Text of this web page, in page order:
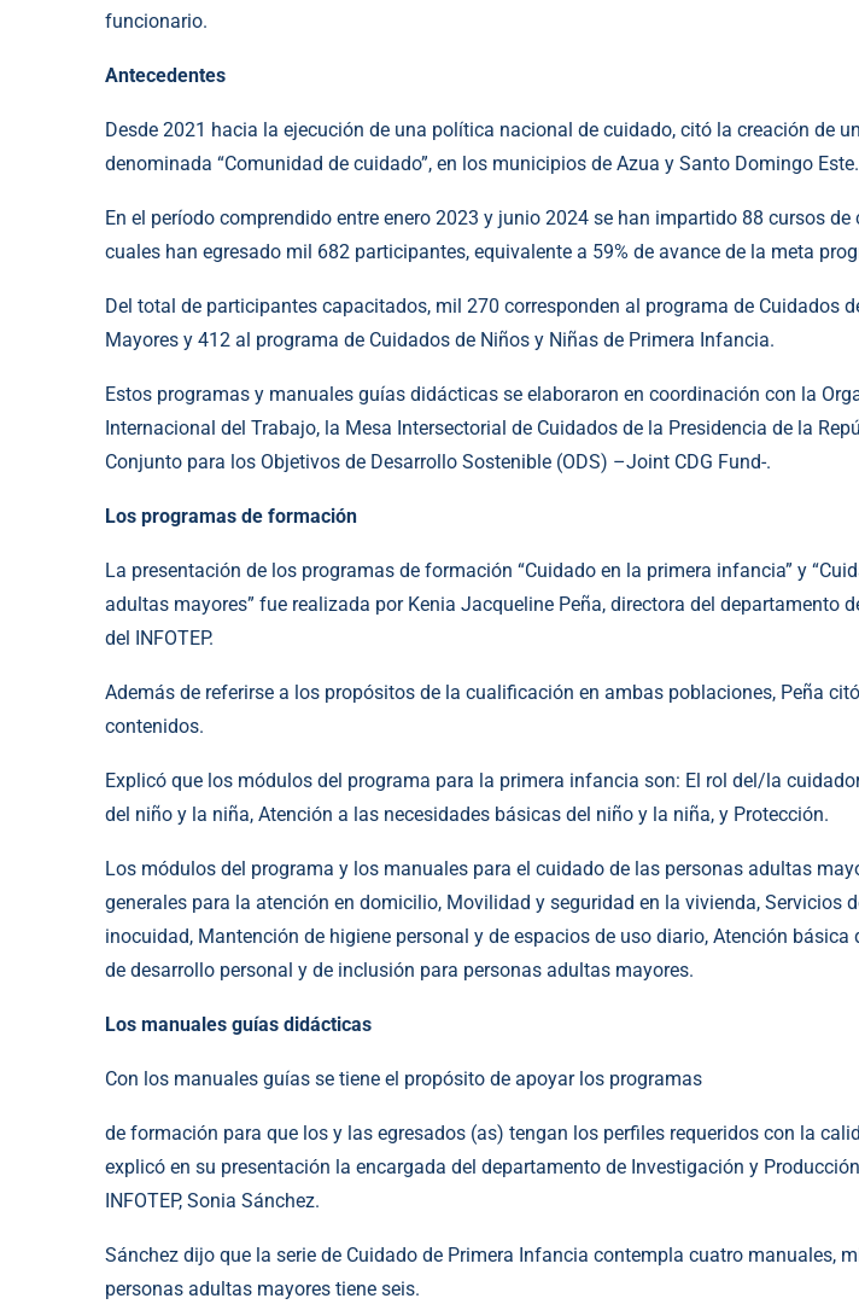
funcionario.
Antecedentes
Desde 2021 hacia la ejecución de una política nacional de cuidado, citó la creación de
denominada “Comunidad de cuidado”, en los municipios de Azua y Santo Domingo Este.
En el período comprendido entre enero 2023 y junio 2024 se han impartido 88 cursos de
cuales han egresado mil 682 participantes, equivalente a 59% de avance de la meta
Del total de participantes capacitados, mil 270 corresponden al programa de Cuidados
Mayores y 412 al programa de Cuidados de Niños y Niñas de Primera Infancia.
Estos programas y manuales guías didácticas se elaboraron en coordinación con la
Internacional del Trabajo, la Mesa Intersectorial de Cuidados de la Presidencia de la
Conjunto para los Objetivos de Desarrollo Sostenible (ODS) –Joint CDG Fund-.
Los programas de formación
La presentación de los programas de formación “Cuidado en la primera infancia” y
adultas mayores” fue realizada por Kenia Jacqueline Peña, directora del departamento
del INFOTEP.
Además de referirse a los propósitos de la cualificación en ambas poblaciones, Peña
contenidos.
Explicó que los módulos del programa para la primera infancia son: El rol del/la
del niño y la niña, Atención a las necesidades básicas del niño y la niña, y Protección.
Los módulos del programa y los manuales para el cuidado de las personas adultas
generales para la atención en domicilio, Movilidad y seguridad en la vivienda, Servicios
inocuidad, Mantención de higiene personal y de espacios de uso diario, Atención básica
de desarrollo personal y de inclusión para personas adultas mayores.
Los manuales guías didácticas
Con los manuales guías se tiene el propósito de apoyar los programas
de formación para que los y las egresados (as) tengan los perfiles requeridos con la
explicó en su presentación la encargada del departamento de Investigación y
INFOTEP, Sonia Sánchez.
Sánchez dijo que la serie de Cuidado de Primera Infancia contempla cuatro manuales,
personas adultas mayores tiene seis.